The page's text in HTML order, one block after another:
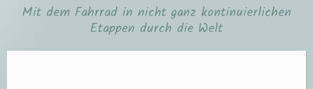
Mit dem Fahrrad in nicht ganz kontinuierlichen
Etappen durch die Welt